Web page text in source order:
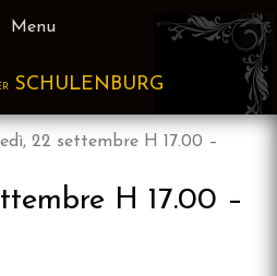
Menu
SCHULENBURG
22 settembre H 17.00 –
H 17.00 –